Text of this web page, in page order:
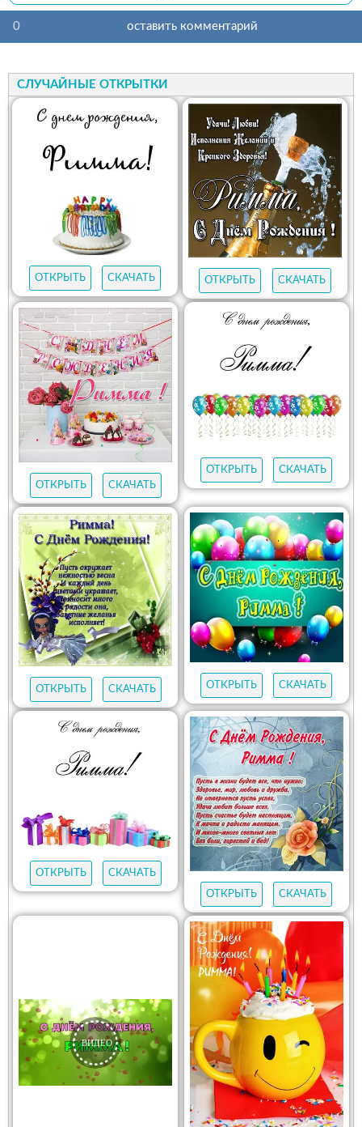
0 оставить комментарий
СЛУЧАЙНЫЕ ОТКРЫТКИ
ОТКРЫТЬ СКАЧАТЬ ОТКРЫТЬ СКАЧАТЬ
ОТКРЫТЬ СКАЧАТЬ
ОТКРЫТЬ СКАЧАТЬ
ОТКРЫТЬ СКАЧАТЬ ОТКРЫТЬ СКАЧАТЬ
ОТКРЫТЬ
СКАЧАТЬ
ОТКРЫТЬ
СКАЧАТЬ